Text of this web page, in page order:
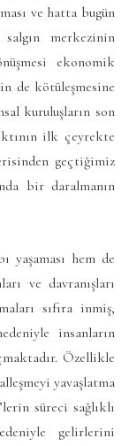
ve hatta bugün
merkezinin
ekonomik
de kötüleşmesine
kuruluşların son
ilk çeyrekte
geçtiğimiz
bir daralmanın
hem de
ve davranışları
sıfıra inmiş,
insanların
Özellikle
yavaşlatma
süreci sağlıklı
gelirlerini